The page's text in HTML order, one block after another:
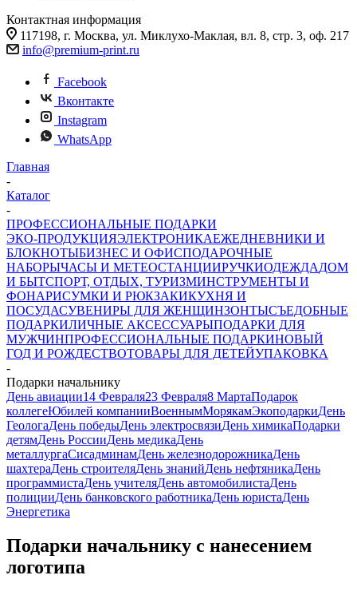
Контактная информация
117198, г. Москва, ул. Миклухо-Маклая, вл. 8, стр. 3, оф. 217
info@premium-print.ru
Facebook
Вконтакте
Instagram
WhatsApp
Главная
-
Каталог
-
ПРОФЕССИОНАЛЬНЫЕ ПОДАРКИ
ЭКО-ПРОДУКЦИЯЭЛЕКТРОНИКАЕЖЕДНЕВНИКИ И
БЛОКНОТЫБИЗНЕС И ОФИСПОДАРОЧНЫЕ
НАБОРЫЧАСЫ И МЕТЕОСТАНЦИИРУЧКИОДЕЖДАДОМ
И БЫТСПОРТ, ОТДЫХ, ТУРИЗМИНСТРУМЕНТЫ И
ФОНАРИСУМКИ И РЮКЗАКИКУХНЯ И
ПОСУДАСУВЕНИРЫ ДЛЯ ЖЕНЩИНЗОНТЫСЪЕДОБНЫЕ
ПОДАРКИЛИЧНЫЕ АКСЕССУАРЫПОДАРКИ ДЛЯ
МУЖЧИНПРОФЕССИОНАЛЬНЫЕ ПОДАРКИНОВЫЙ
ГОД И РОЖДЕСТВОТОВАРЫ ДЛЯ ДЕТЕЙУПАКОВКА
-
Подарки начальнику
День авиации14 Февраля23 Февраля8 МартаПодарок
коллегеЮбилей компанииВоеннымМорякамЭкоподаркиДень
ГеологаДень победыДень электросвязиДень химикаПодарки
детямДень РоссииДень медикаДень
металлургаСисадминамДень железнодорожникаДень
шахтераДень строителяДень знанийДень нефтяникаДень
программистаДень учителяДень автомобилистаДень
полицииДень банковского работникаДень юристаДень
Энергетика
Подарки начальнику с нанесением
логотипа